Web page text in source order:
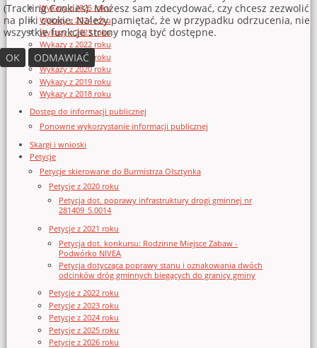
Wykazy z 2025 roku
Wykazy z 2024 roku
Wykazy z 2023 roku
Wykazy z 2022 roku
Wykazy z 2021 roku
Wykazy z 2020 roku
Wykazy z 2019 roku
Wykazy z 2018 roku
Dostęp do informacji publicznej
Ponowne wykorzystanie informacji publicznej
Skargi i wnioski
Petycje
Petycje skierowane do Burmistrza Olsztynka
Petycje z 2020 roku
Petycja dot. poprawy infrastruktury drogi gminnej nr
281409_5.0014
Petycje z 2021 roku
Petycja dot. konkursu: Rodzinne Miejsce Zabaw -
Podwórko NIVEA
Petycja dotycząca poprawy stanu i oznakowania dwóch
odcinków dróg gminnych biegących do granicy gminy
Petycje z 2022 roku
Petycje z 2023 roku
Petycje z 2024 roku
Petycje z 2025 roku
Petycje z 2026 roku
(Tracking Cookies). Możesz sam zdecydować, czy chcesz zezwolić
na pliki cookie. Należy pamiętać, że w przypadku odrzucenia, nie
wszystkie funkcje strony mogą być dostępne.
OK
ODMAWIAĆ